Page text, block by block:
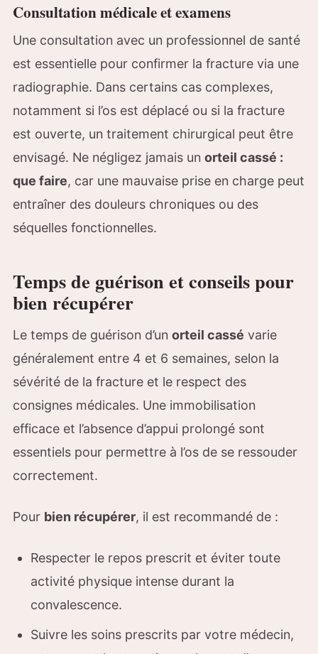
Consultation médicale et examens
Une consultation avec un professionnel de santé
est essentielle pour confirmer la fracture via une
radiographie. Dans certains cas complexes,
notamment si l’os est déplacé ou si la fracture
est ouverte, un traitement chirurgical peut être
envisagé. Ne négligez jamais un orteil cassé :
que faire, car une mauvaise prise en charge peut
entraîner des douleurs chroniques ou des
séquelles fonctionnelles.
Temps de guérison et conseils pour
bien récupérer
Le temps de guérison d’un orteil cassé varie
généralement entre 4 et 6 semaines, selon la
sévérité de la fracture et le respect des
consignes médicales. Une immobilisation
efficace et l’absence d’appui prolongé sont
essentiels pour permettre à l’os de se ressouder
correctement.
Pour bien récupérer, il est recommandé de :
Respecter le repos prescrit et éviter toute
activité physique intense durant la
convalescence.
Suivre les soins prescrits par votre médecin,